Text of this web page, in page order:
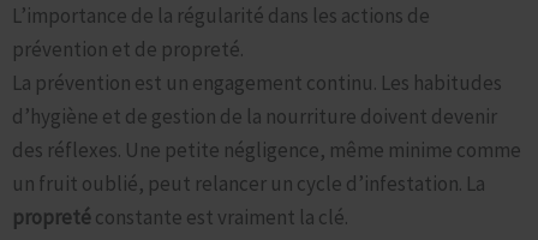
L’importance de la régularité dans les actions de
prévention et de propreté.
La prévention est un engagement continu. Les habitudes
d’hygiène et de gestion de la nourriture doivent devenir
des réflexes. Une petite négligence, même minime comme
un fruit oublié, peut relancer un cycle d’infestation. La
propretéconstante est vraiment la clé.